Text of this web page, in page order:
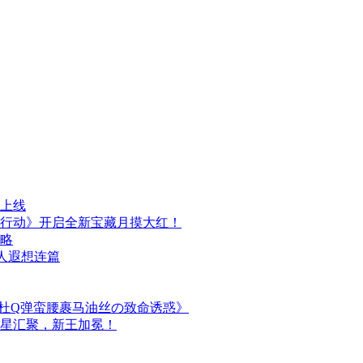
线
动》开启全新宝藏月摸大红！
遐想连篇
Q弹蛮腰裹马油丝の致命诱惑》
汇聚，新王加冕！